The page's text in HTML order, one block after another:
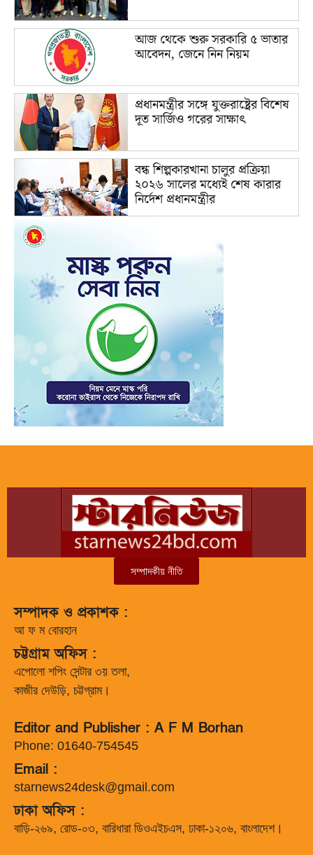
আজ থেকে শুরু সরকারি ৫ ভাতার
আবেদন, জেনে নিন নিয়ম
প্রধানমন্ত্রীর সঙ্গে যুক্তরাষ্ট্রের বিশেষ
দূত সার্জিও গরের সাক্ষাৎ
বন্ধ শিল্পকারখানা চালুর প্রক্রিয়া
২০২৬ সালের মধ্যেই শেষ কারার
নির্দেশ প্রধানমন্ত্রীর
সম্পাদকীয় নীতি
সম্পাদক ও প্রকাশক :
আ ফ ম বোরহান
চট্টগ্রাম অফিস :
এপোলো শপিং সেন্টার ৩য় তলা,
কাজীর দেউড়ি, চট্টগ্রাম।
Editor and Publisher : A F M Borhan
Phone: 01640-754545
Email :
starnews24desk@gmail.com
ঢাকা অফিস :
বাড়ি-২৬৯, রোড-০৩, বারিধারা ডিওএইচএস, ঢাকা-১২০৬, বাংলাদেশ।